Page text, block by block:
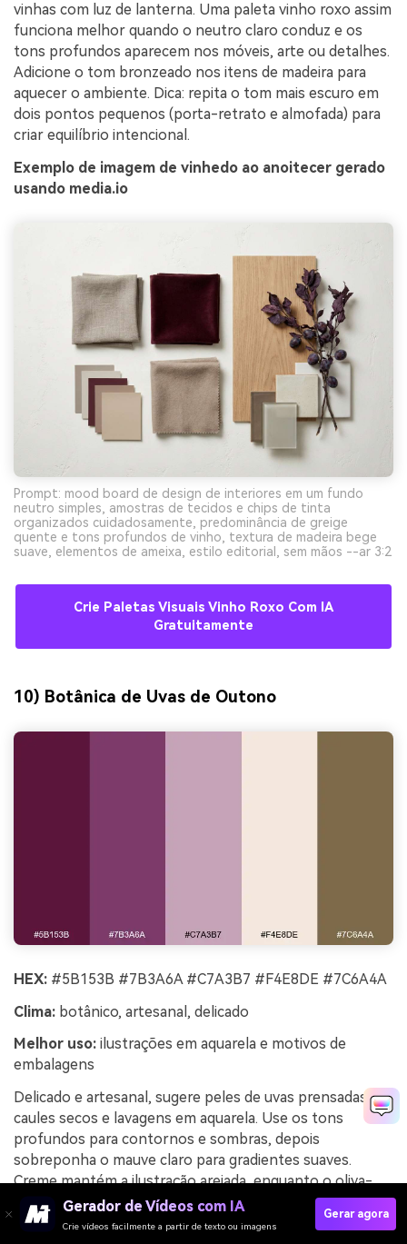
vinhas com luz de lanterna. Uma paleta vinho roxo assim
funciona melhor quando o neutro claro conduz e os
tons profundos aparecem nos móveis, arte ou detalhes.
Adicione o tom bronzeado nos itens de madeira para
aquecer o ambiente. Dica: repita o tom mais escuro em
dois pontos pequenos (porta-retrato e almofada) para
criar equilíbrio intencional.
Exemplo de imagem de vinhedo ao anoitecer gerado
usando media.io
Prompt: mood board de design de interiores em um fundo
neutro simples, amostras de tecidos e chips de tinta
organizados cuidadosamente, predominância de greige
quente e tons profundos de vinho, textura de madeira bege
suave, elementos de ameixa, estilo editorial, sem mãos --ar 3:2
Crie Paletas Visuais Vinho Roxo Com IA
Gratuitamente
10) Botânica de Uvas de Outono
HEX: #5B153B #7B3A6A #C7A3B7 #F4E8DE #7C6A4A
Clima: botânico, artesanal, delicado
Melhor uso: ilustrações em aquarela e motivos de
embalagens
Delicado e artesanal, sugere peles de uvas prensadas,
caules secos e lavagens em aquarela. Use os tons
profundos para contornos e sombras, depois
sobreponha o mauve claro para gradientes suaves.
Creme mantém a ilustração arejada, enquanto o oliva-
marrom adiciona uma nota natural de caule e folha. Dica:
limite as bordas rígidas e aposte em camadas
Gerador de Vídeos com IA
Crie vídeos facilmente a partir de texto ou imagens
Gerar agora